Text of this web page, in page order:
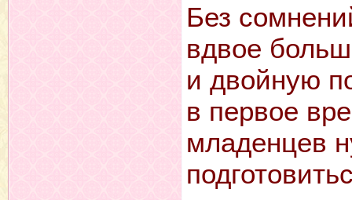
Без
вдвое
и двойную
в первое
младенцев